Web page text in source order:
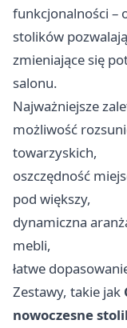
funkcjonalności –
stolików
zmieniające się
salonu.
Najważniejsze
możliwość
towarzyskich,
oszczędność
pod większy,
dynamiczna
mebli,
łatwe
Zestawy, takie jak
nowoczesne